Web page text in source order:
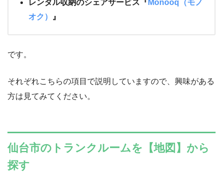
レンタル収納のシェアサービス『 Monooq（モノ
オク） 』
です。
それぞれこちらの項目で説明していますので、興味がある
方は見てみてください。
仙台市のトランクルームを【地図】から
探す